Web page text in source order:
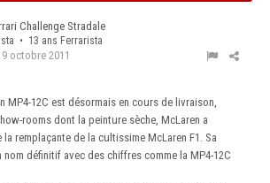
Challenge Stradale
• 13 ans Ferrarista
octobre 2011
MP4-12C est désormais en cours de livraison,
rooms dont la peinture sèche, McLaren a
remplaçante de la cultissime McLaren F1. Sa
nom définitif avec des chiffres comme la MP4-12C